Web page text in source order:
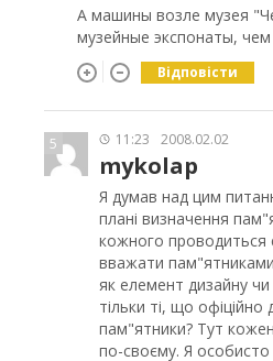
А машины возле музея
музейные экспонаты,
Відповісти
5 11:23 2008.02.02
mykolap
Я думав над цим
плані визначення
кожного проводиться
вважати пам"ятниками
як елемент дизайну
тільки ті, що офіційно
пам"ятники? Тут
по-своєму. Я